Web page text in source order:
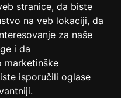
stranice, da biste
na veb lokaciji, da
za naše
i da
marketinške
isporučili oglase
.
da iskoristite popust na
mesta, bez odlaska u
i vrlo povoljne ponude
putovanja, zdravlje,